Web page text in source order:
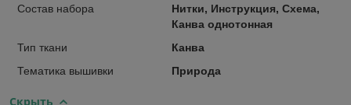
Состав набора
Нитки, Инструкция, Схема,
Канва однотонная
Тип ткани
Канва
Тематика вышивки
Природа
Скрыть